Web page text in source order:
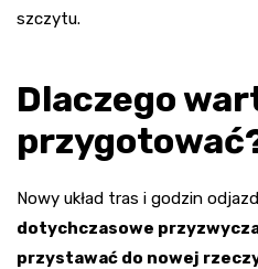
szczytu.
Dlaczego
Nowy układ tras i godzin
dotychczasowe
przystawać do nowej